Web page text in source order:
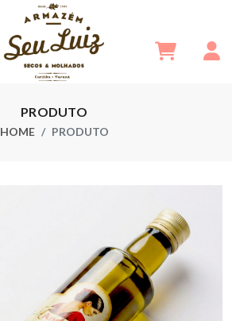
PRODUTO
HOME PRODUTO